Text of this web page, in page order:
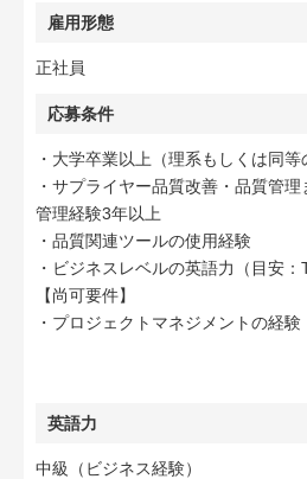
雇用形態
正社員
応募条件
・大学卒業以上（理系もしくは同等
・サプライヤー品質改善・品質管
管理経験3年以上
・品質関連ツールの使用経験
・ビジネスレベルの英語力（目安：
【尚可要件】
・プロジェクトマネジメントの経験
英語力
中級（ビジネス経験）